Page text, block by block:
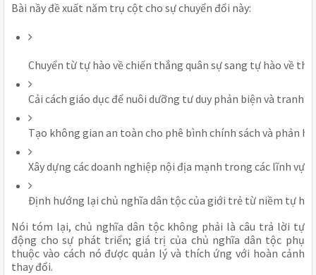
Bài nầy đề xuất năm trụ cột cho sự chuyển đổi này:
Chuyển từ tự hào về chiến thắng quân sự sang tự hào về
Cải cách giáo dục để nuôi dưỡng tư duy phản biện và tranh
Tạo không gian an toàn cho phê bình chính sách và phản
Xây dựng các doanh nghiệp nội địa mạnh trong các lĩnh vực
Định hướng lại chủ nghĩa dân tộc của giới trẻ từ niềm tự
Nói tóm lại, chủ nghĩa dân tộc không phải là câu trả lời tự
động cho sự phát triển; giá trị của chủ nghĩa dân tộc phụ
thuộc vào cách nó được quản lý và thích ứng với hoàn cảnh
thay đổi.